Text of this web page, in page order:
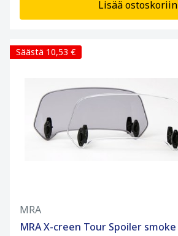
Lisää ostoskoriin
Säästä 10,53 €
MRA
MRA X-creen Tour Spoiler smoke